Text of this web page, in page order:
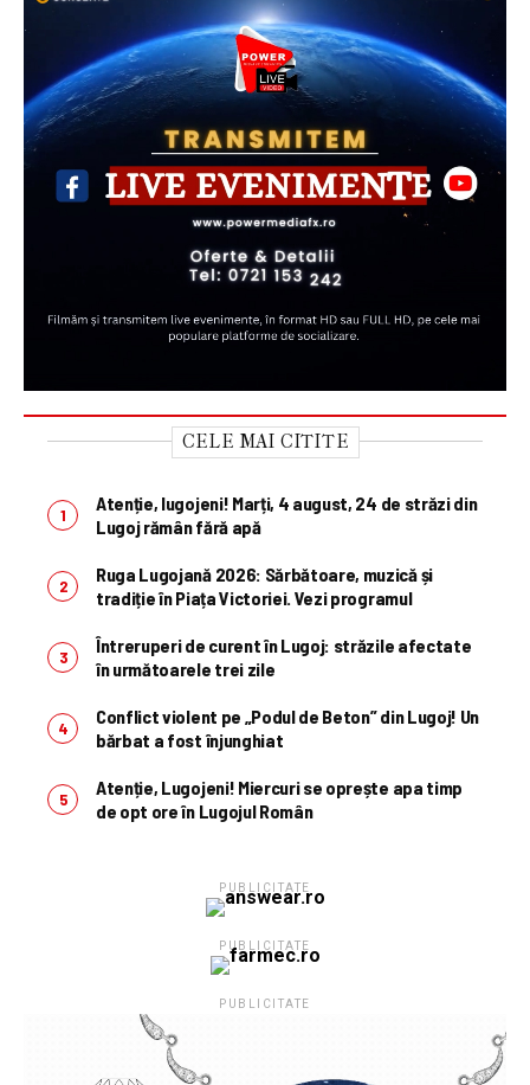
CELE MAI CITITE
Atenție, lugojeni! Marți, 4 august, 24 de străzi din
Lugoj rămân fără apă
Ruga Lugojană 2026: Sărbătoare, muzică și
tradiție în Piața Victoriei. Vezi programul
Întreruperi de curent în Lugoj: străzile afectate
în următoarele trei zile
Conflict violent pe „Podul de Beton” din Lugoj! Un
bărbat a fost înjunghiat
Atenție, Lugojeni! Miercuri se oprește apa timp
de opt ore în Lugojul Român
PUBLICITATE
PUBLICITATE
PUBLICITATE